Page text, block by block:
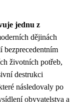
jednu z
dějinách
životních potřeb,
destrukci
následovaly po
obyvatelstva a